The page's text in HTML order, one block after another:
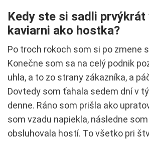
Kedy ste si sadli prvýkrát
kaviarni ako hostka?
Po troch rokoch som si po zmene
Konečne som sa na celý podnik
uhla, a to zo strany zákazníka, a
Dovtedy som ťahala sedem dní v
denne. Ráno som prišla ako
som vzadu napiekla, následne
obsluhovala hostí. To všetko pri